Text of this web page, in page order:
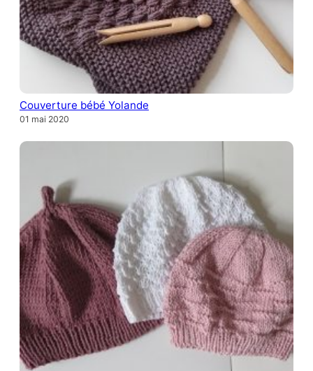
Couverture bébé Yolande
01 mai 2020